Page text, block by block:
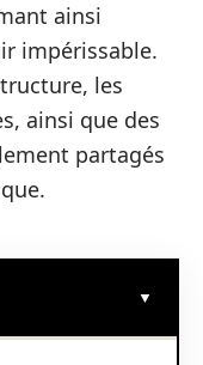
ainsi
impérissable.
les
ainsi que des
partagés